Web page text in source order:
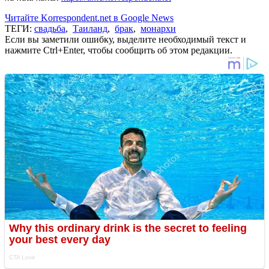
Читайте Korrespondent.net в Google News
ТЕГИ: свадьба, Таиланд, брак, монархи
Если вы заметили ошибку, выделите необходимый текст и
нажмите Ctrl+Enter, чтобы сообщить об этом редакции.